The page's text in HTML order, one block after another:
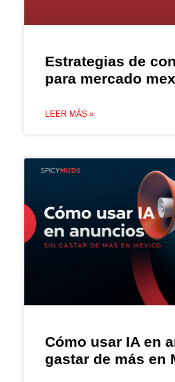
Estrategias de
para mercado
LEER MÁS »
Cómo usar IA en
gastar de más en